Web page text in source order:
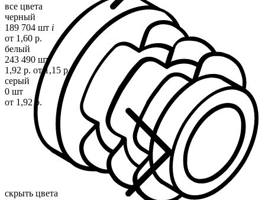
все цвета
черный
189 704 шт i
от 1,60 р.
белый
243 490 шт
1,92 р. от 1,15 р.
серый
0 шт
от 1,92 р.
скрыть цвета